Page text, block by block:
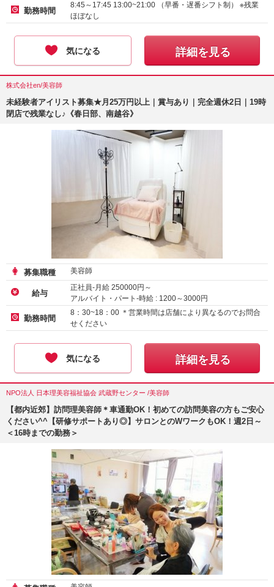
勤務時間
8:45～17:45 13:00~21:00 （早番・遅番シフト制） ※残業
ほぼなし
気になる 詳細を見る
株式会社en/美容師
未経験者アイリスト募集★月25万円以上｜賞与あり｜完全週休2日｜19時
閉店で残業なし♪《春日部、南越谷》
募集職種 美容師
給与
正社員-月給 250000円～
アルバイト・パート-時給 : 1200～3000円
勤務時間
8：30~18：00 ＊営業時間は店舗により異なるのでお問合
せください
気になる 詳細を見る
NPO法人 日本理美容福祉協会 武蔵野センター /美容師
【都内近郊】訪問理美容師＊車通勤OK！初めての訪問美容の方もご安心
ください^^【研修サポートあり◎】サロンとのWワークもOK！週2日～
＜16時までの勤務＞